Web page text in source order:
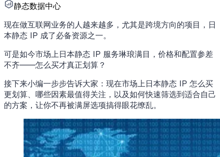
静态数据中心
现在做互联网业务的人越来越多，尤其是跨境方向的项目，日
本静态 IP 成了必备资源之一。
可是如今市场上日本静态 IP 服务琳琅满目，价格和配置参差
不齐——怎么买才真正划算？
接下来小编一步步告诉大家：现在市场上日本静态 IP 怎么买
更划算、哪些因素最值得关注，以及如何快速筛选到适合自己
的方案，让你不再被满屏选项搞得眼花缭乱。